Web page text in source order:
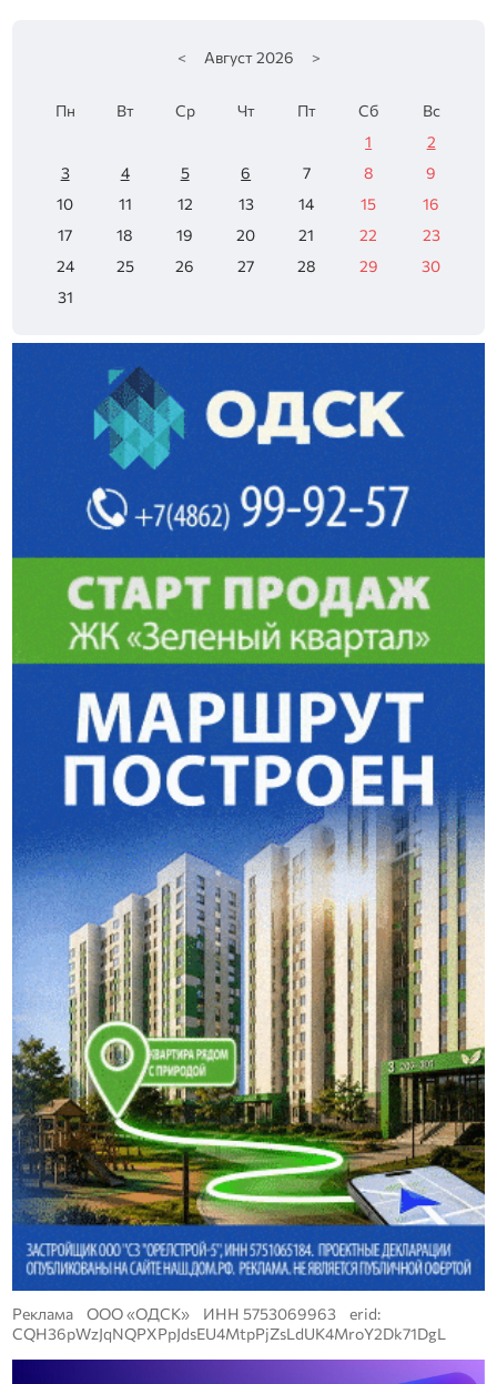
< Август 2026 >
Пн Вт Ср Чт Пт Сб
Вс
1
2
3
4 5 6 7 8
9
10
11 12 13 14 15
16
17
18 19 20 21 22
23
24
25 26 27 28 29
30
31
Реклама ООО «ОДСК» ИНН 5753069963 erid:
CQH36pWzJqNQPXPpJdsEU4MtpPjZsLdUK4MroY2Dk71DgL